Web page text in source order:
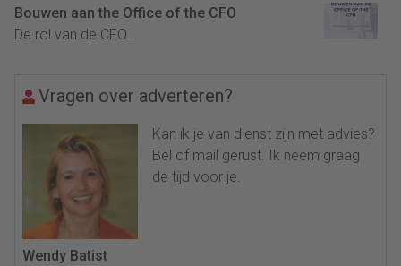
Bouwen aan the Office of the CFO
De rol van de CFO...
Vragen over adverteren?
Kan ik je van dienst zijn met advies?
Bel of mail gerust. Ik neem graag
de tijd voor je.
Wendy Batist